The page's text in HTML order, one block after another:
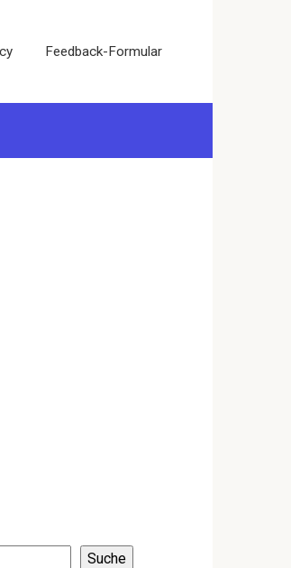
Feedback-Formular
Suche